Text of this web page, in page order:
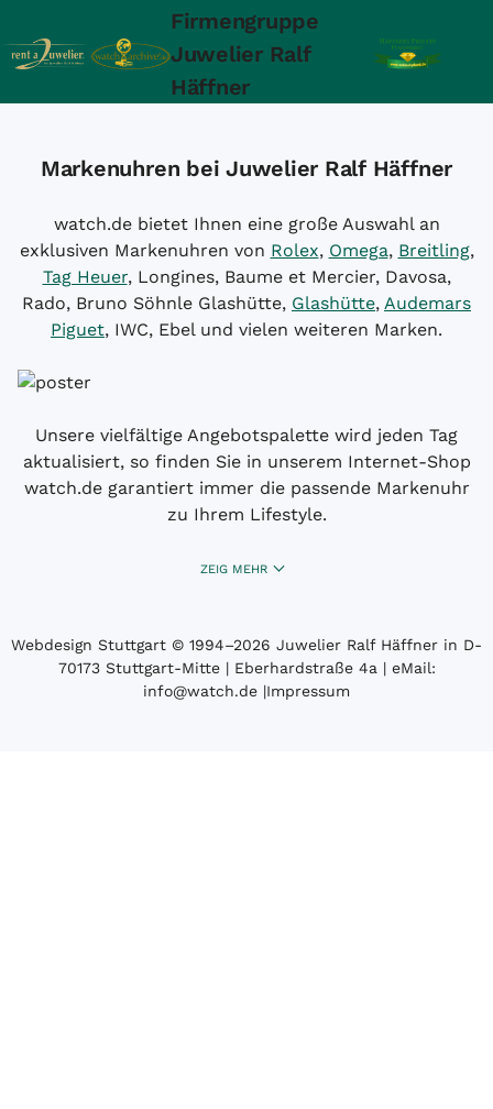
Firmengruppe
Juwelier Ralf
Häffner
Markenuhren bei Juwelier Ralf Häffner
watch.de bietet Ihnen eine große Auswahl an
exklusiven Markenuhren von Rolex, Omega, Breitling,
Tag Heuer, Longines, Baume et Mercier, Davosa,
Rado, Bruno Söhnle Glashütte, Glashütte, Audemars
Piguet, IWC, Ebel und vielen weiteren Marken.
Unsere vielfältige Angebotspalette wird jeden Tag
aktualisiert, so finden Sie in unserem Internet-Shop
watch.de garantiert immer die passende Markenuhr
zu Ihrem Lifestyle.
ZEIG MEHR
Webdesign Stuttgart © 1994­–2026 Juwelier Ralf Häffner in D-
70173 Stuttgart-Mitte | Eberhardstraße 4a | eMail:
info@watch.de |Impressum